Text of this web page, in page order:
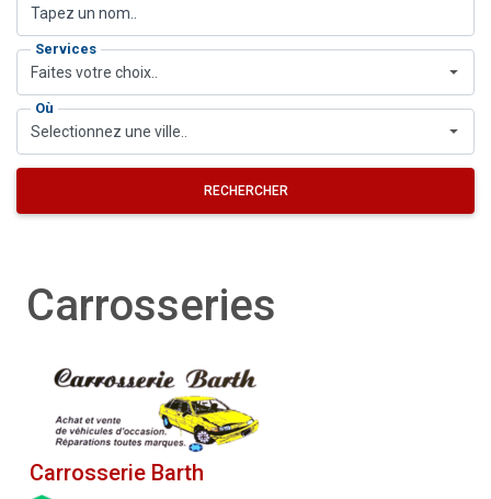
Services
Faites votre choix..
Où
Selectionnez une ville..
RECHERCHER
Carrosseries
Carrosserie Barth